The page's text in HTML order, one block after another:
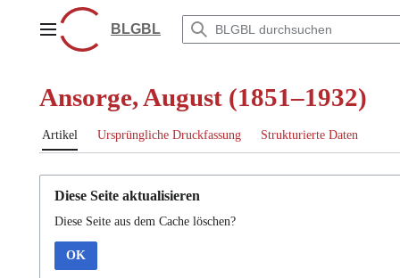
springenHauptmenüBLGBL
Ansorge, August (1851–1932)
Artikel Ursprüngliche Druckfassung Strukturierte Daten
Diese Seite aktualisieren
Diese Seite aus dem Cache löschen?
OK